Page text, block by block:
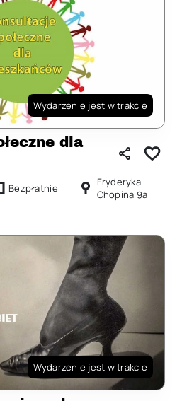
Wydarzenie jest w trakcie
dla
Bezpłatnie
Fryderyka
Chopina 9a
Wydarzenie jest w trakcie